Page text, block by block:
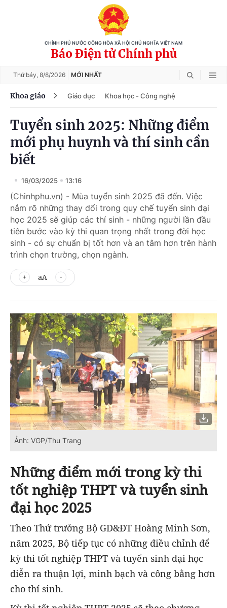
CHÍNH PHỦ NƯỚC CỘNG HÒA XÃ HỘI CHỦ NGHĨA VIỆT NAM
Báo Điện tử Chính phủ
Thứ bảy, 8/8/2026 MỚI NHẤT
Khoa giáo Giáo dục Khoa học - Công nghệ
Tuyển sinh 2025: Những điểm
mới phụ huynh và thí sinh cần
biết
16/03/2025 13:16
(Chinhphu.vn) - Mùa tuyển sinh 2025 đã đến. Việc
nắm rõ những thay đổi trong quy chế tuyển sinh đại
học 2025 sẽ giúp các thí sinh - những người lần đầu
tiên bước vào kỳ thi quan trọng nhất trong đời học
sinh - có sự chuẩn bị tốt hơn và an tâm hơn trên hành
trình chọn trường, chọn ngành.
aA
Ảnh: VGP/Thu Trang
Những điểm mới trong kỳ thi
tốt nghiệp THPT và tuyển sinh
đại học 2025
Theo Thứ trưởng Bộ GD&ĐT Hoàng Minh Sơn,
năm 2025, Bộ tiếp tục có những điều chỉnh để
kỳ thi tốt nghiệp THPT và tuyển sinh đại học
diễn ra thuận lợi, minh bạch và công bằng hơn
cho thí sinh.